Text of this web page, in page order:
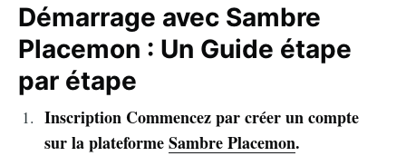
Démarrage avec Sambre
Placemon : Un Guide étape
par étape
Inscription Commencez par créer un compte
sur la plateformeSambre Placemon.